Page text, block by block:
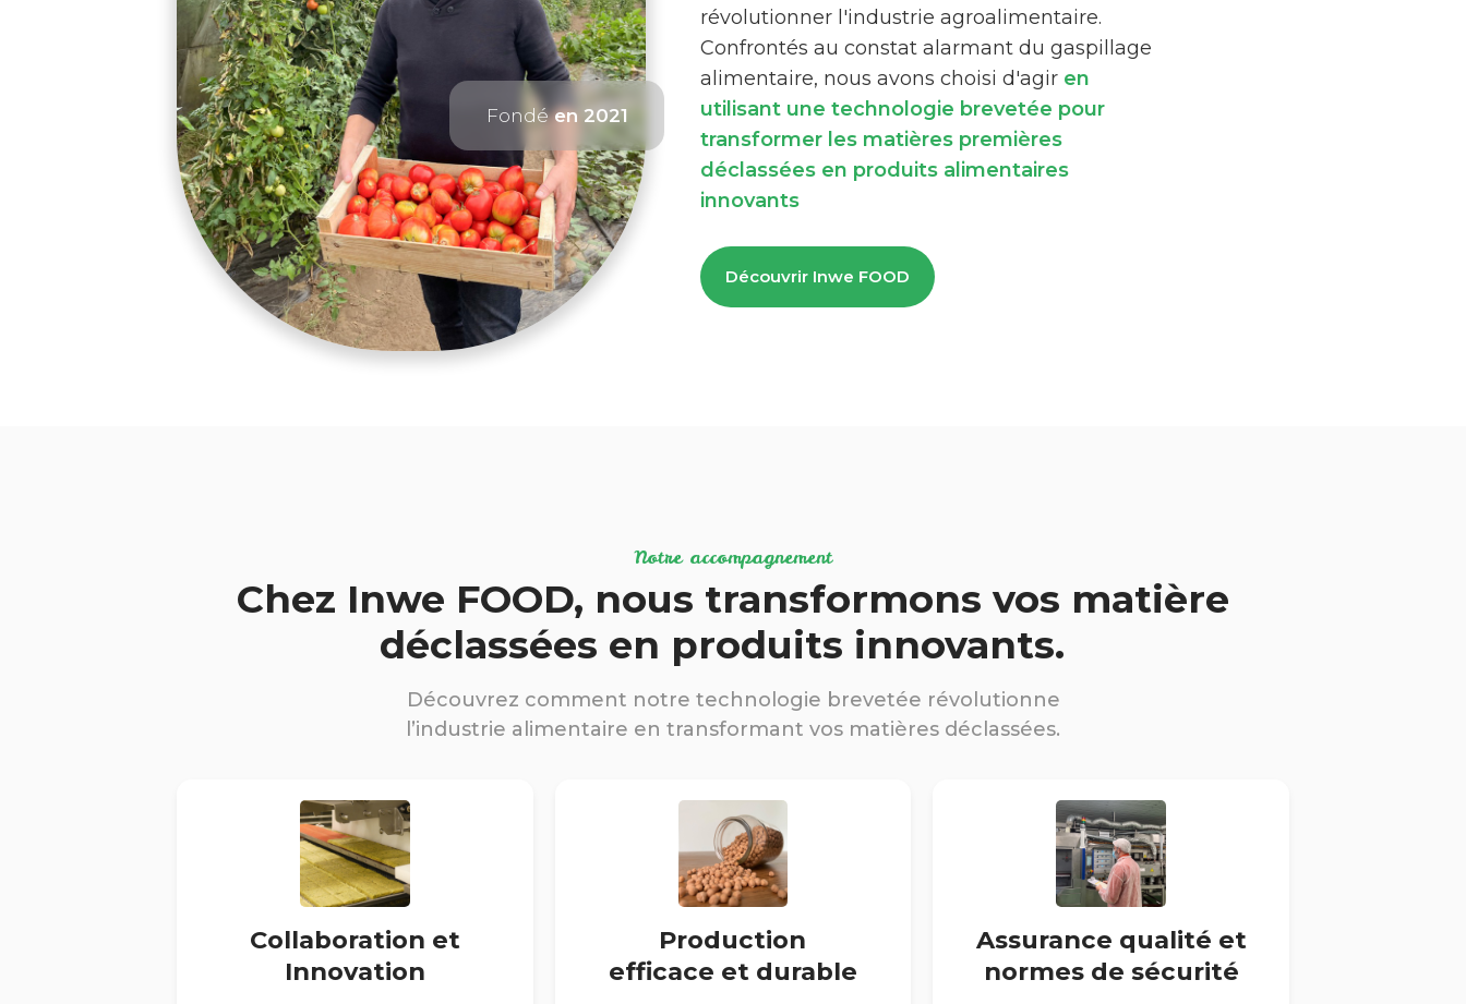
Fondéen 2021
révolutionner l'industrie agroalimentaire.
Confrontés au constat alarmant du gaspillage
alimentaire, nous avons choisi d'agir en
utilisant une technologie brevetée pour
transformer les matières premières
déclassées en produits alimentaires
innovants
Découvrir Inwe FOOD
Notre accompagnement
Chez Inwe FOOD, nous transformons vos matière
déclassées en produits innovants.
Découvrez comment notre technologie brevetée révolutionne
l’industrie alimentaire en transformant vos matières déclassées.
Collaboration et
Innovation
Production
efficace et durable
Assurance qualité et
normes de sécurité